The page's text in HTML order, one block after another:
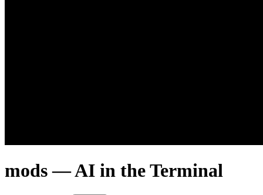
mods — AI in the Terminal